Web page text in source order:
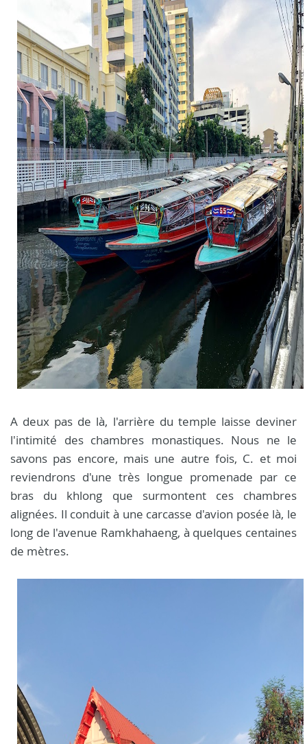
A deux pas de là, l'arrière du temple laisse deviner
l'intimité des chambres monastiques. Nous ne le
savons pas encore, mais une autre fois, C. et moi
reviendrons d'une très longue promenade par ce
bras du khlong que surmontent ces chambres
alignées. Il conduit à une carcasse d'avion posée là, le
long de l'avenue Ramkhahaeng, à quelques centaines
de mètres.